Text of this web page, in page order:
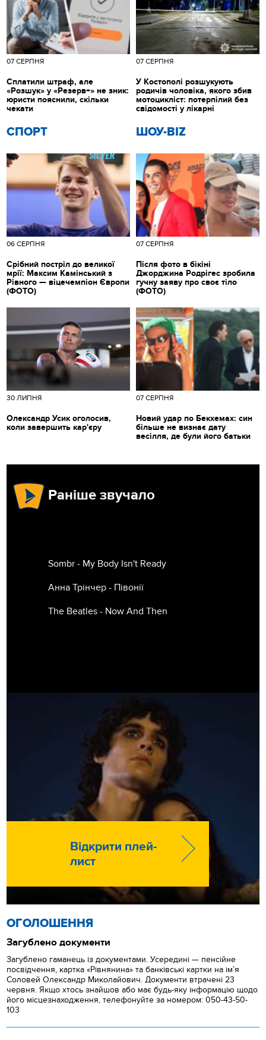
СПОРТ
06 СЕРПНЯ
Срібний постріл до великої
мрії: Максим Камінський з
Рівного — віцечемпіон Європи
(ФОТО)
ШОУ-BIZ
07 СЕРПНЯ
Після фото в бікіні
Джорджина Родрігес зробила
гучну заяву про своє тіло
(ФОТО)
07 СЕРПНЯ
Сплатили штраф, але
«Розшук» у «Резерв+» не зник:
юристи пояснили, скільки
чекати
07 СЕРПНЯ
У Костополі розшукують
родичів чоловіка, якого збив
мотоцикліст: потерпілий без
свідомості у лікарні
30 ЛИПНЯ
Олександр Усик оголосив,
коли завершить кар'єру
07 СЕРПНЯ
Новий удар по Бекхемах: син
більше не визнає дату
весілля, де були його батьки
Раніше звучало
Sombr - My Body Isn't Ready
Анна Трінчер - Півонії
The Beatles - Now And Then
Відкрити плей-
лист
ОГОЛОШЕННЯ
Загублено документи
Загублено гаманець із документами. Усередині — пенсійне
посвідчення, картка «Рівнянина» та банківські картки на ім’я
Соловей Олександр Миколайович. Документи втрачені 23
червня. Якщо хтось знайшов або має будь-яку інформацію щодо
його місцезнаходження, телефонуйте за номером: 050-43-50-
103